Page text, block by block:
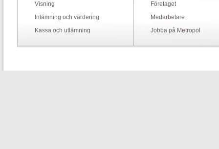
Visning
Inlämning och värdering
Kassa och utlämning
Företaget
Medarbetare
Jobba på Metropol